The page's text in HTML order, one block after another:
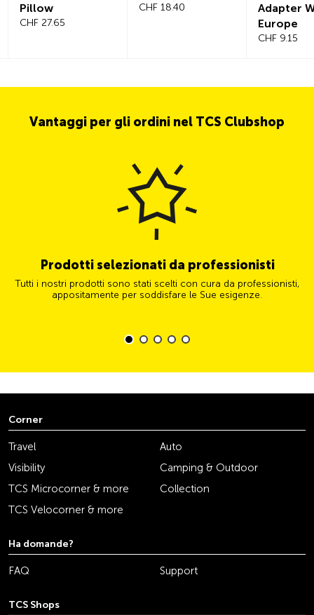
Pillow
CHF 27.65
CHF 18.40
Adapter
Europe
CHF 9.15
Vantaggi per gli ordini nel TCS Clubshop
Prodotti selezionati da professionisti
Tutti i nostri prodotti sono stati scelti con cura da professionisti,
appositamente per soddisfare le Sue esigenze.
Corner
Travel
Auto
Visibility
Camping & Outdoor
TCS Microcorner & more
Collection
TCS Velocorner & more
Ha domande?
FAQ Support
TCS Shops